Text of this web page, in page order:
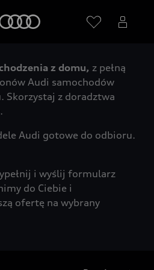
Partnera Audi
z domu, z pełną
Audi samochodów
Skorzystaj z doradztwa
Audi gotowe do odbioru.
i wyślij formularz
do Ciebie i
ofertę na wybrany